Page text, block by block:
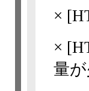
× [
× [
量